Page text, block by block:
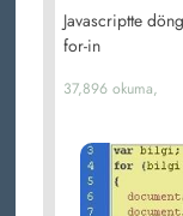
Javascriptte
for-in
37,896 okuma,